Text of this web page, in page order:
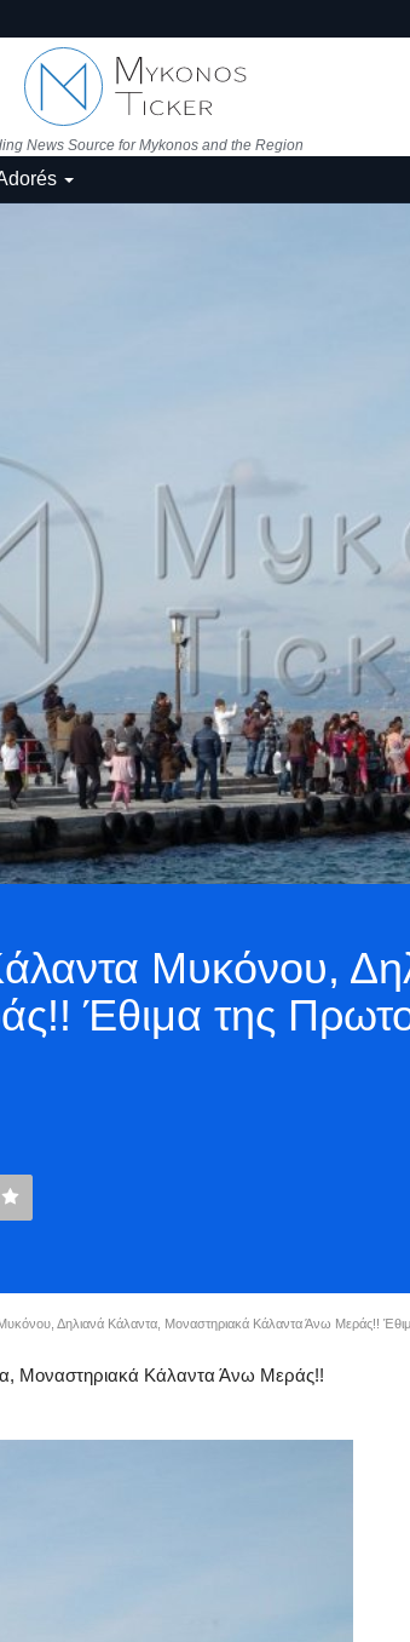
News Source for Mykonos and the Region
Μυκόνου,
Έθιμα της
Δηλιανά Κάλαντα, Μοναστηριακά Κάλαντα Άνω Μεράς!!
Μοναστηριακά Κάλαντα Άνω Μεράς!!